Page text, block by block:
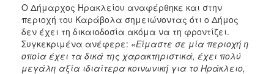
Ο Δήμαρχος Ηρακλείου αναφέρθηκε και στην
περιοχή του Καράβολα σημειώνοντας ότι ο Δήμος
δεν έχει τη δικαιοδοσία ακόμα να τη φροντίζει.
Συγκεκριμένα ανέφερε: «Είμαστε σε μία περιοχή η
οποία έχει τα δικά της χαρακτηριστικά, έχει πολύ
μεγάλη αξία ιδιαίτερα κοινωνική για το Ηράκλειο,